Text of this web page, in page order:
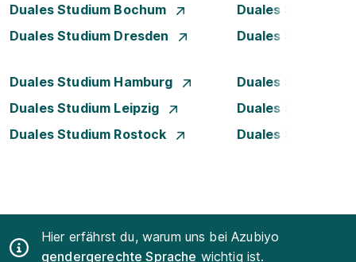
Duales Studium Bochum
Duales Studium
Duales Studium Dresden
Duales Studium
Duales Studium Hamburg
Duales Studium
Duales Studium Leipzig
Duales Studium
Duales Studium Rostock
Duales Studium
Hier erfährst du, warum uns bei Azubiyo
gendergerechte Sprache wichtig ist.